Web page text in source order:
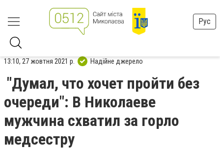
Рус
13:10, 27 жовтня 2021 р. Надійне джерело
"Думал, что хочет пройти без
очереди": В Николаеве
мужчина схватил за горло
медсестру